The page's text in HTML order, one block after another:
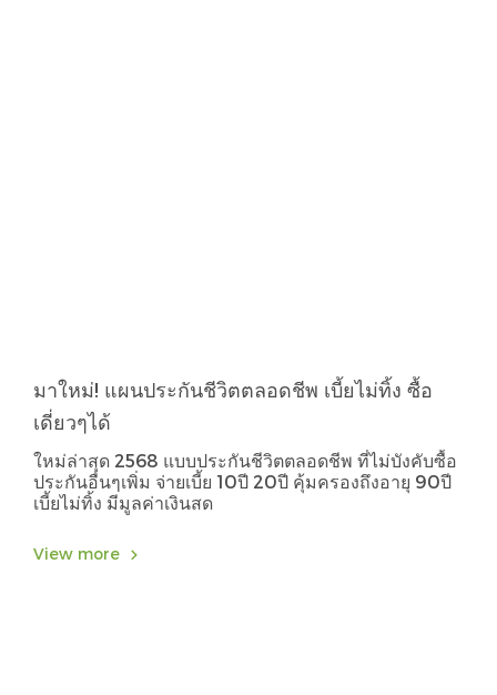
มาใหม่! แผนประกันชีวิตตลอดชีพ เบี้ยไม่ทิ้ง ซื้อ
เดี่ยวๆได้
ใหม่ล่าสุด 2568 แบบประกันชีวิตตลอดชีพ ที่ไม่บังคับซื้อ
ประกันอื่นๆเพิ่ม จ่ายเบี้ย 10ปี 20ปี คุ้มครองถึงอายุ 90ปี
เบี้ยไม่ทิ้ง มีมูลค่าเงินสด
View more